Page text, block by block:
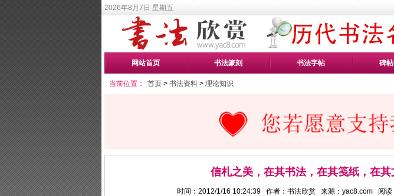
2026年8月7日 星期五
网站首页 书法篆刻 书法字帖 碑
当前位置： 首页 > 书法资料 > 理论知识
信札之美，在其书法，在其笺纸，在其
时间：2012/1/16 10:24:39 作者：书法欣赏 来源：yac8.com 阅读